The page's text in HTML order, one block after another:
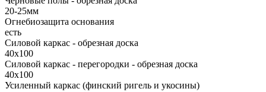
20-25мм
Огнебиозащита основания
есть
Силовой каркас - обрезная доска
40х100
Силовой каркас - перегородки - обрезная доска
40х100
Усиленный каркас (финский ригель и укосины)